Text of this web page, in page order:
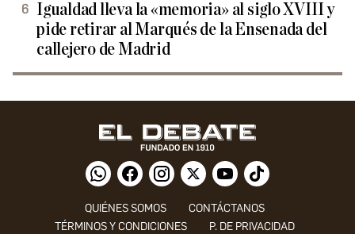
Igualdad lleva la «memoria» al siglo XVIII y
pide retirar al Marqués de la Ensenada del
callejero de Madrid
QUIÉNES SOMOS
CONTÁCTANOS
TÉRMINOS Y CONDICIONES
P. DE PRIVACIDAD